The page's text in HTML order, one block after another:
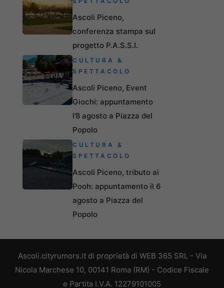
Ascoli Piceno,
conferenza stampa sul
progetto P.A.S.S.I.
CULTURA &
SPETTACOLO
Ascoli Piceno, Event
Giochi: appuntamento
l’8 agosto a Piazza del
Popolo
CULTURA &
SPETTACOLO
Ascoli Piceno, tributo ai
Pooh: appuntamento il 6
agosto a Piazza del
Popolo
Ascoli.cityrumors.it di proprietà di WEB 365 SRL - Via
Nicola Marchese 10, 00141 Roma (RM) - Codice Fiscale
e Partita I.V.A. 12279101005